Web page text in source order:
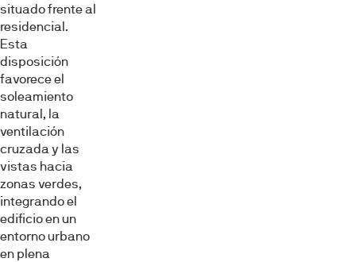
situado frente al
residencial.
Esta
disposición
favorece el
soleamiento
natural, la
ventilación
cruzada y las
vistas hacia
zonas verdes,
integrando el
edificio en un
entorno urbano
en plena